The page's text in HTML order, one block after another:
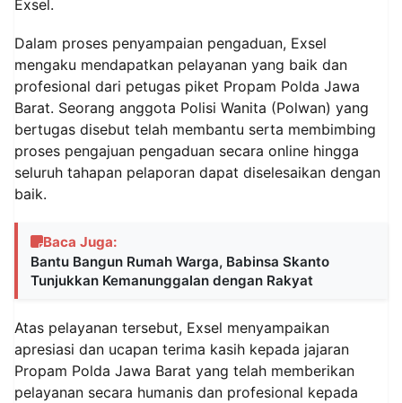
Exsel.
Dalam proses penyampaian pengaduan, Exsel
mengaku mendapatkan pelayanan yang baik dan
profesional dari petugas piket Propam Polda Jawa
Barat. Seorang anggota Polisi Wanita (Polwan) yang
bertugas disebut telah membantu serta membimbing
proses pengajuan pengaduan secara online hingga
seluruh tahapan pelaporan dapat diselesaikan dengan
baik.
Baca Juga:
Bantu Bangun Rumah Warga, Babinsa Skanto
Tunjukkan Kemanunggalan dengan Rakyat
Atas pelayanan tersebut, Exsel menyampaikan
apresiasi dan ucapan terima kasih kepada jajaran
Propam Polda Jawa Barat yang telah memberikan
pelayanan secara humanis dan profesional kepada